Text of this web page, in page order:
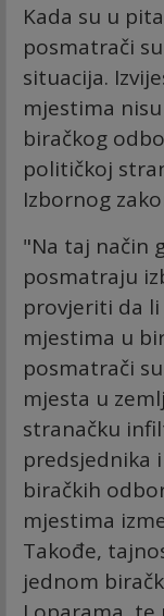
Kada su u
posmatrači
situacija.
mjestima
biračkog
političkoj
Izbornog
"Na taj način
posmatraju
provjeriti da
mjestima u
posmatrači
mjesta u
stranačku
predsjednika
biračkih
mjestima
Takođe,
jednom